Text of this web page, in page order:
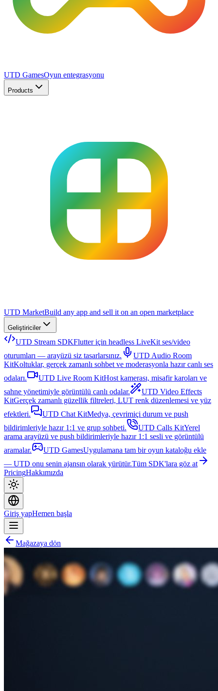
UTD GamesOyun entegrasyonu
Products
UTD MarketBuild any app and sell it on an open marketplace
Geliştiriciler
UTD Stream SDKFlutter için headless LiveKit ses/video
oturumları — arayüzü siz tasarlarsınız.
UTD Audio Room
KitKoltuklar, gerçek zamanlı sohbet ve moderasyonla hazır canlı ses
odaları.
UTD Live Room KitHost kamerası, misafir karoları ve
sahne yönetimiyle görüntülü canlı odalar.
UTD Video Effects
KitGerçek zamanlı güzellik filtreleri, LUT renk düzenlemesi ve yüz
efektleri.
UTD Chat KitMedya, çevrimiçi durum ve push
bildirimleriyle hazır 1:1 ve grup sohbeti.
UTD Calls KitYerel
arama arayüzü ve push bildirimleriyle hazır 1:1 sesli ve görüntülü
aramalar.
UTD GamesUygulamana tam bir oyun kataloğu ekle
— UTD onu senin ajansın olarak yürütür.Tüm SDK'lara göz at
PricingHakkımızda
Giriş yapHemen başla
Mağazaya dön